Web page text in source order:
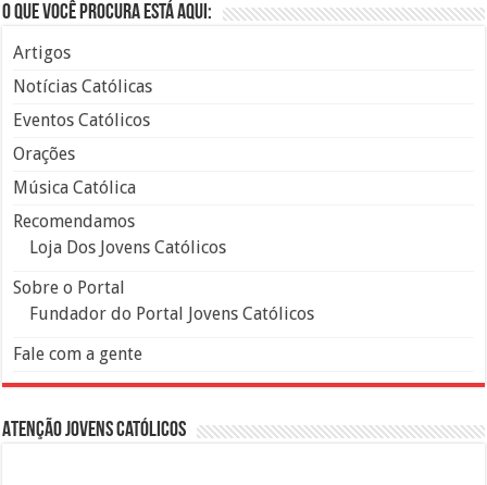
O que você procura está aqui:
Artigos
Notícias Católicas
Eventos Católicos
Orações
Música Católica
Recomendamos
Loja Dos Jovens Católicos
Sobre o Portal
Fundador do Portal Jovens Católicos
Fale com a gente
Atenção Jovens Católicos